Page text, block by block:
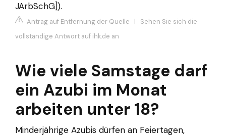
JArbSchG]).
Antrag auf Entfernung der Quelle | Sehen Sie sich die
vollständige Antwort auf ihk.de an
Wie viele Samstage darf
ein Azubi im Monat
arbeiten unter 18?
Minderjährige Azubis dürfen an Feiertagen,